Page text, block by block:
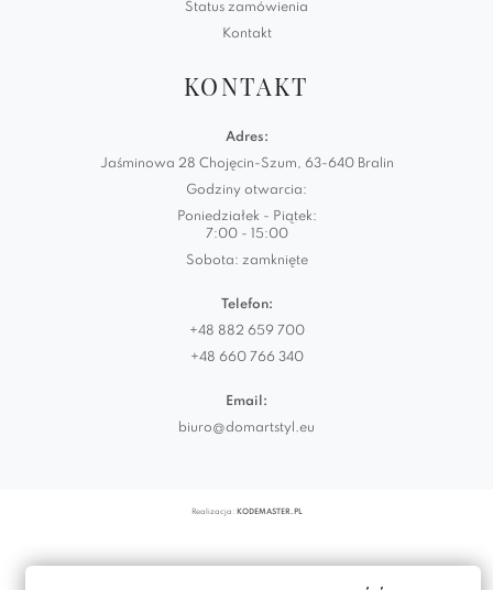
Status zamówienia
Kontakt
KONTAKT
Adres:
Jaśminowa 28 Chojęcin-Szum, 63-640 Bralin
Godziny otwarcia:
Poniedziałek - Piątek:
7:00 - 15:00
Sobota: zamknięte
Telefon:
+48 882 659 700
+48 660 766 340
Email:
biuro@domartstyl.eu
Realizacja: KODEMASTER.PL